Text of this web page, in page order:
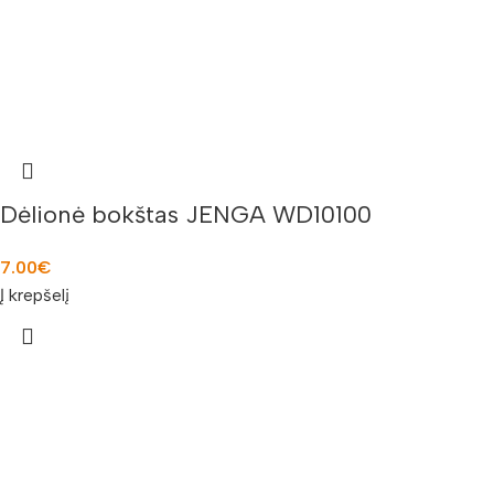
Dėlionė bokštas JENGA WD10100
7.00€
Į krepšelį